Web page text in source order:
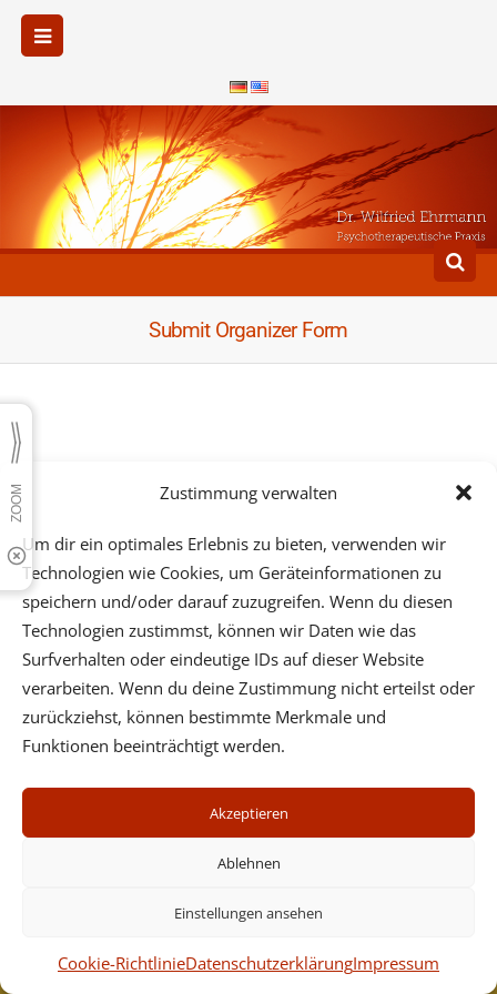
Zustimmung verwalten
Um dir ein optimales Erlebnis zu bieten, verwenden wir
Technologien wie Cookies, um Geräteinformationen zu
speichern und/oder darauf zuzugreifen. Wenn du diesen
Technologien zustimmst, können wir Daten wie das
Surfverhalten oder eindeutige IDs auf dieser Website
verarbeiten. Wenn du deine Zustimmung nicht erteilst oder
zurückziehst, können bestimmte Merkmale und
Funktionen beeinträchtigt werden.
Akzeptieren
Ablehnen
Einstellungen ansehen
Cookie-RichtlinieDatenschutzerklärungImpressum
Submit Organizer Form
Please login as organizer to add organizer!
Psychotherapeutische Praxis - Dr. Wilfried Ehrmann -
Mobil: (+43) 664 3123632 - Center Cervantes,
Cervantesgasse 5/5, 1140 Wien, Tel. (+43) 1 3692363 oder
Impressum
Datenschutz
Cookies
Seminare